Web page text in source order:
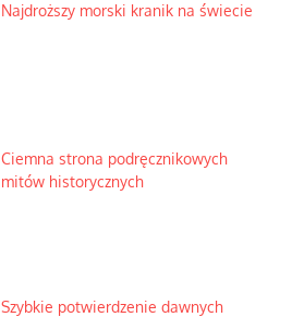
Najdroższy morski kranik na świecie
Ciemna strona podręcznikowych
mitów historycznych
Szybkie potwierdzenie dawnych